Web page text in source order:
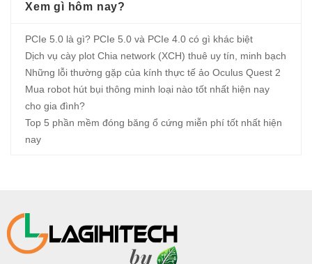
Xem gì hôm nay?
PCIe 5.0 là gì? PCIe 5.0 và PCIe 4.0 có gì khác biệt
Dịch vụ cày plot Chia network (XCH) thuê uy tín, minh bạch
Những lỗi thường gặp của kính thực tế ảo Oculus Quest 2
Mua robot hút bụi thông minh loại nào tốt nhất hiện nay
cho gia đình?
Top 5 phần mềm đóng băng ổ cứng miễn phí tốt nhất hiện
nay